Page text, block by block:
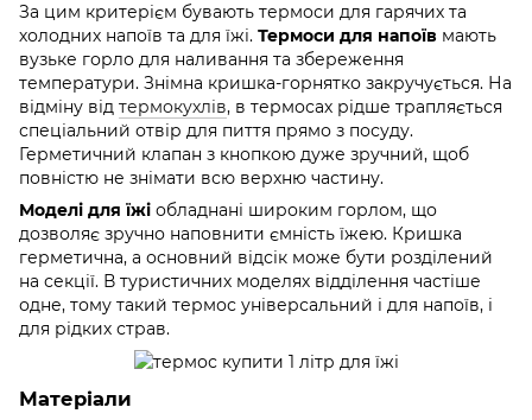
За цим критерієм бувають термоси для гарячих та
холодних напоїв та для їжі. Термоси для напоїв мають
вузьке горло для наливання та збереження
температури. Знімна кришка-горнятко закручується. На
відміну від термокухлів, в термосах рідше трапляється
спеціальний отвір для пиття прямо з посуду.
Герметичний клапан з кнопкою дуже зручний, щоб
повністю не знімати всю верхню частину.
Моделі для їжі обладнані широким горлом, що
дозволяє зручно наповнити ємність їжею. Кришка
герметична, а основний відсік може бути розділений
на секції. В туристичних моделях відділення частіше
одне, тому такий термос універсальний і для напоїв, і
для рідких страв.
Матеріали